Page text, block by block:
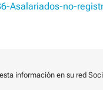
Asalariados-no-
información en su red